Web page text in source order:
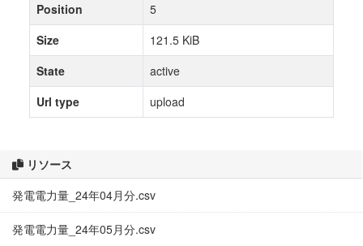
リソース
発電電力量_24年04月分.csv
発電電力量_24年05月分.csv
Position
5
Size
121.5 KiB
State
active
Url type
upload